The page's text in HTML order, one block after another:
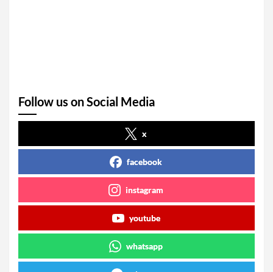
Follow us on Social Media
x
facebook
instagram
youtube
whatsapp